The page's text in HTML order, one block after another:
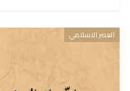
العصر الاسلامي